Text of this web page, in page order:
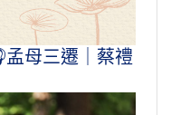
母三遷｜蔡禮